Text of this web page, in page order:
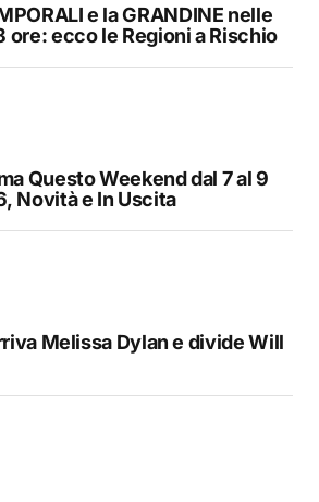
e la GRANDINE nelle
ore: ecco le Regioni a Rischio
Questo Weekend dal 7 al 9
Novità e In Uscita
Melissa Dylan e divide Will